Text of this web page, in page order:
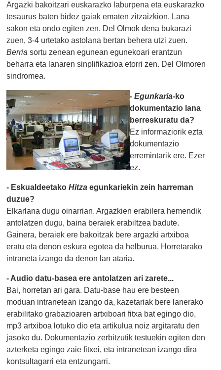
Argazki bakoitzari euskarazko laburpena eta euskarazko
tesaurus baten bidez gaiak ematen zitzaizkion. Lana
sakon eta ondo egiten zen. Del Olmok dena bukarazi
zuen, 3-4 urtetako astolana bertan behera utzi zuen.
Berria sortu zenean egunean egunekoari erantzun
beharra eta lanaren sinplifikazioa etorri zen. Del Olmoren
sindromea.
-Egunkaria-ko
dokumentazio lana
berreskuratu da?
Ez informaziorik ezta
dokumentazio
erremintarik ere. Ezer
ez.
- EskualdeetakoHitza egunkariekin zein harreman
duzue?
Elkarlana dugu oinarrian. Argazkien erabilera hemendik
antolatzen dugu, baina beraiek erabiltzea badute.
Gainera, beraiek ere bakoitzak bere argazki artxiboa
eratu eta denon eskura egotea da helburua. Horretarako
intraneta izango da denon lan ataria.
- Audio datu-basea ere antolatzen ari zarete...
Bai, horretan ari gara. Datu-base hau ere besteen
moduan intranetean izango da, kazetariak bere lanerako
erabilitako grabazioaren artxiboari fitxa bat egingo dio,
mp3 artxiboa lotuko dio eta artikulua noiz argitaratu den
jasoko du. Dokumentazio zerbitzutik testuekin egiten den
azterketa egingo zaie fitxei, eta intranetean izango dira
kontsultagarri eta entzungarri.